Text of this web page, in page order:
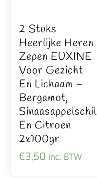
2 Stuks
Heerlijke Heren
Zepen EUXINE
Voor Gezicht
En Lichaam –
Bergamot,
Sinaasappelschil
En Citroen
2x100gr
€3,50 inc. BTW